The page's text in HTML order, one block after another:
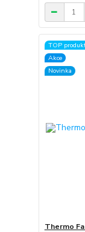
TOP
Akce
Novinka
Thermo